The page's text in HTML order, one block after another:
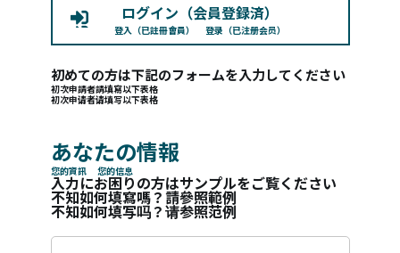
ログイン（会員登録済）
登入（已註冊會員） 登录（已注册会员）
初めての方は下記のフォームを入力してください
初次申請者請填寫以下表格
初次申请者请填写以下表格
あなたの情報
您的資訊 您的信息
入力にお困りの方はサンプルをご覧ください
不知如何填寫嗎？請參照範例
不知如何填写吗？请参照范例